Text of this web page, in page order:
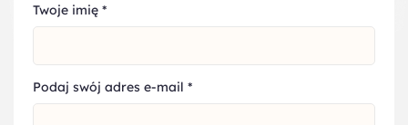
Twoje imię *
Podaj swój adres e-mail *